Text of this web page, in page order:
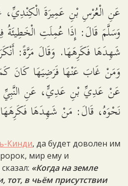
عَنِ الْعُرْسِ بْنِ عَمِيرَةَ الْكِنْدِيِّ،
وَسَلَّمَ قَالَ: إِذَا عُمِلَتِ
شَهِدَهَا فَكَرِهَهَا. وَقَالَ مَرَّةً:
وَمَنْ غَابَ عَنْهَا فَرَضِيَهَا كَانَ
عَنْ عَدِيِّ بْنِ عَدِيٍّ، عَنِ النَّبِيِّ
نَحْوَهُ، قَالَ: مَنْ شَهِدَهَا
Кинди, да будет доволен им
мир ему и
«Когда на земле
тот, в чьём присутствии